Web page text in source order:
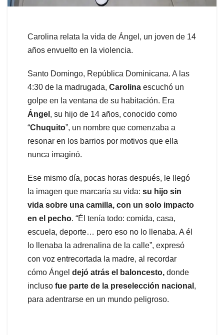
Carolina relata la vida de Ángel, un joven de 14
años envuelto en la violencia.
Santo Domingo, República Dominicana. A las
4:30 de la madrugada, Carolina escuchó un
golpe en la ventana de su habitación. Era
Ángel , su hijo de 14 años, conocido como
“Chuquito”, un nombre que comenzaba a
resonar en los barrios por motivos que ella
nunca imaginó.
Ese mismo día, pocas horas después, le llegó
la imagen que marcaría su vida: su hijo sin
vida sobre una camilla, con un solo impacto
en el pecho. “Él tenía todo: comida, casa,
escuela, deporte… pero eso no lo llenaba. A él
lo llenaba la adrenalina de la calle”, expresó
con voz entrecortada la madre, al recordar
cómo Ángel dejó atrás el baloncesto, donde
incluso fue parte de la preselección nacional ,
para adentrarse en un mundo peligroso.